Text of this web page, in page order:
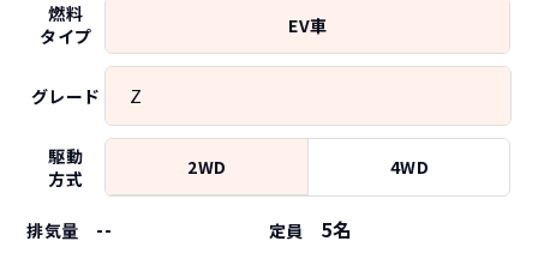
燃料
タイプ
EV車
グレード Z
駆動
方式
2WD 4WD
排気量 -- 定員 5名